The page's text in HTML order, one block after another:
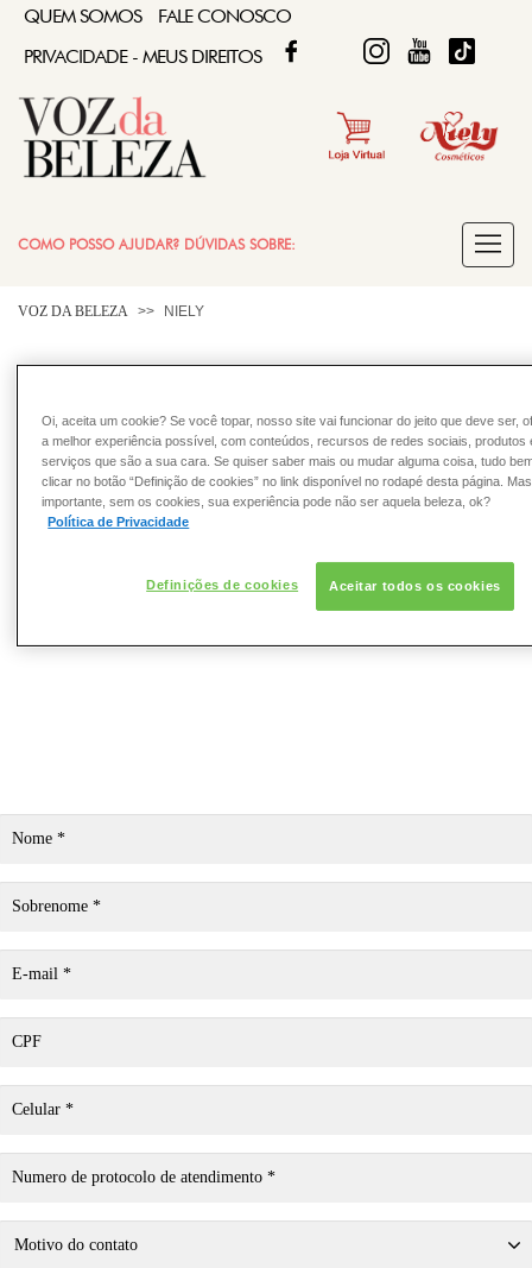
QUEM SOMOS
FALE CONOSCO
PRIVACIDADE - MEUS DIREITOS
FACEBOOK
TWITTERFIQUE DIVAFIQUE DIVA
COMO POSSO AJUDAR? DÚVIDAS SOBRE:
COLORAÇÃO
VOZ DA BELEZA NIELY
Oi, aceita um cookie? Se você topar, nosso site vai funcionar do jeito que deve ser,
a melhor experiência possível, com conteúdos, recursos de redes sociais, produtos
serviços que são a sua cara. Se quiser saber mais ou mudar alguma coisa, tudo
clicar no botão “Definição de cookies” no link disponível no rodapé desta página. Mas
importante, sem os cookies, sua experiência pode não ser aquela beleza, ok?
Política de Privacidade
Definições de cookies Aceitar todos os cookies